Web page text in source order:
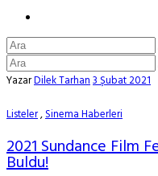
YazarDilek Tarhan3 Şubat 2021
Listeler,Sinema Haberleri
2021 Sundance Film
Buldu!